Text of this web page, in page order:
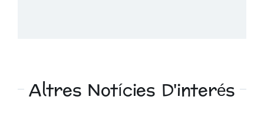
Altres Notícies D'interés